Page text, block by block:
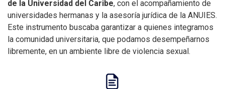
de la Universidad del Caribe, con el acompañamiento de
universidades hermanas y la asesoría jurídica de la ANUIES.
Este instrumento buscaba garantizar a quienes integramos
la comunidad universitaria, que podamos desempeñarnos
libremente, en un ambiente libre de violencia sexual.